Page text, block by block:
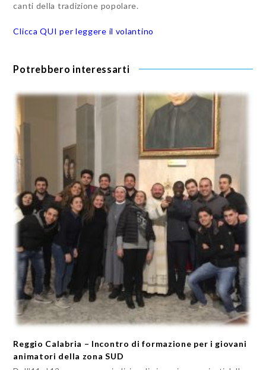
canti della tradizione popolare.
Clicca QUI per leggere il volantino
Potrebbero interessarti
Reggio Calabria – Incontro di formazione per i giovani
animatori della zona SUD